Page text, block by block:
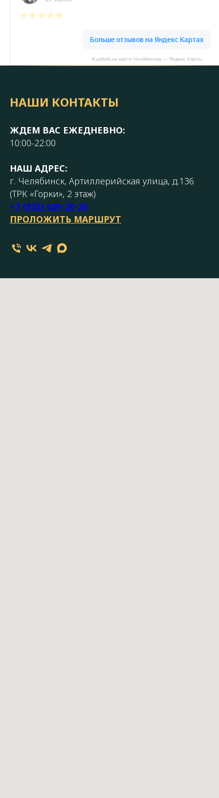
Kvalitelli на карте Челябинска — Яндекс Карты
НАШИ КОНТАКТЫ
ЖДЕМ ВАС ЕЖЕДНЕВНО:
10:00-22:00
НАШ АДРЕС:
г. Челябинск, Артиллерийская улица, д.136
(ТРК «Горки», 2 этаж)
+7 (932) 626-20-26
ПРОЛОЖИТЬ МАРШРУТ